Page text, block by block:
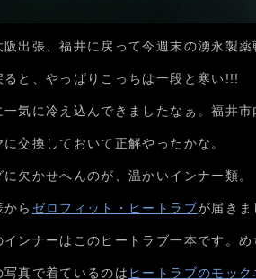
阪出張、福井に戻って今週末の湧永製
ると、やっぱりこっちは一段と寒い!!!
一気に冷え込んできましたなぁ。福井
交換しておいて正解やったかな。
欠かせへんのが、温かいインナー類。
ら ゼロフィット・ヒートラブが届きま
インナーはこのヒートラブ一本です。
真で着ているのは ヒートラブのモッ